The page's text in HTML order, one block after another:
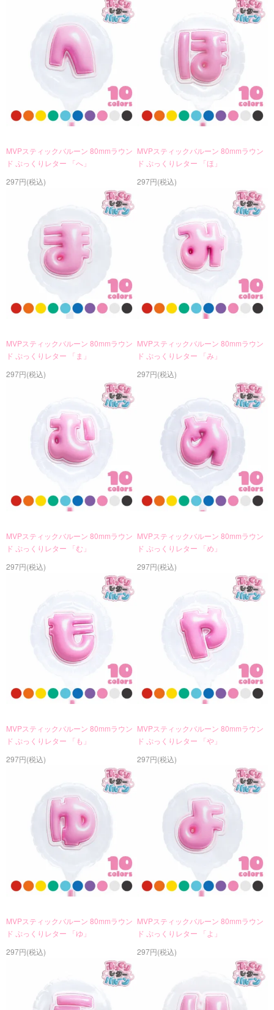
MVPスティックバルーン 80mmラウン
ド ぷっくりレター 「へ」
297円(税込)
MVPスティックバルーン 80mmラウン
ド ぷっくりレター 「ほ」
297円(税込)
MVPスティックバルーン 80mmラウン
ド ぷっくりレター 「ま」
297円(税込)
MVPスティックバルーン 80mmラウン
ド ぷっくりレター 「み」
297円(税込)
MVPスティックバルーン 80mmラウン
ド ぷっくりレター 「む」
297円(税込)
MVPスティックバルーン 80mmラウン
ド ぷっくりレター 「め」
297円(税込)
MVPスティックバルーン 80mmラウン
ド ぷっくりレター 「も」
297円(税込)
MVPスティックバルーン 80mmラウン
ド ぷっくりレター 「や」
297円(税込)
MVPスティックバルーン 80mmラウン
ド ぷっくりレター 「ゆ」
297円(税込)
MVPスティックバルーン 80mmラウン
ド ぷっくりレター 「よ」
297円(税込)